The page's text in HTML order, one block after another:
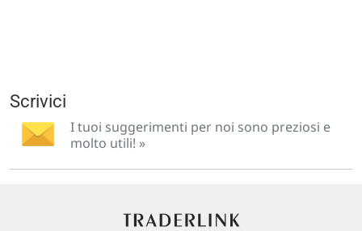
Scrivici
I tuoi suggerimenti per noi sono preziosi e
molto utili! »